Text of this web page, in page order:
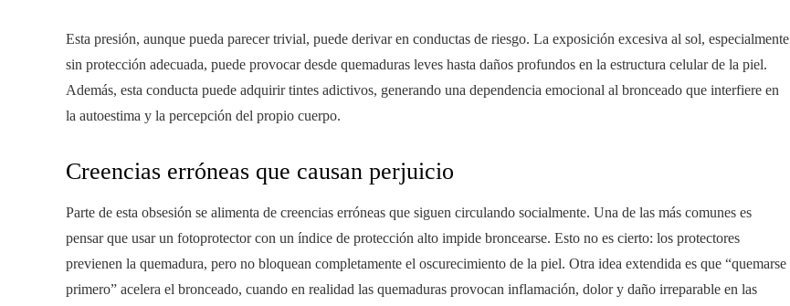
Esta presión, aunque pueda parecer trivial, puede derivar en conductas de riesgo. La exposición excesiva al sol, especialmente
sin protección adecuada, puede provocar desde quemaduras leves hasta daños profundos en la estructura celular de la piel.
Además, esta conducta puede adquirir tintes adictivos, generando una dependencia emocional al bronceado que interfiere en
la autoestima y la percepción del propio cuerpo.
Creencias erróneas que causan perjuicio
Parte de esta obsesión se alimenta de creencias erróneas que siguen circulando socialmente. Una de las más comunes es
pensar que usar un fotoprotector con un índice de protección alto impide broncearse. Esto no es cierto: los protectores
previenen la quemadura, pero no bloquean completamente el oscurecimiento de la piel. Otra idea extendida es que “quemarse
primero” acelera el bronceado, cuando en realidad las quemaduras provocan inflamación, dolor y daño irreparable en las